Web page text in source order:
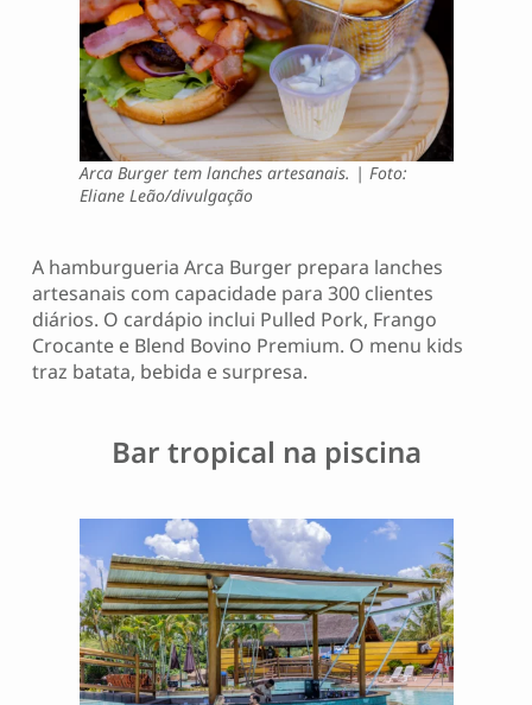
Arca Burger tem lanches artesanais. | Foto:
Eliane Leão/divulgação
A hamburgueria Arca Burger prepara lanches
artesanais com capacidade para 300 clientes
diários. O cardápio inclui Pulled Pork, Frango
Crocante e Blend Bovino Premium. O menu kids
traz batata, bebida e surpresa.
Bar tropical na piscina